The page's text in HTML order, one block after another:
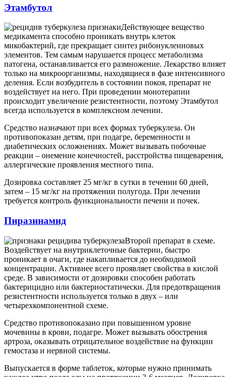
Этамбутол
Действующее вещество
медикамента способно проникать внутрь клеток
микобактерий, где прекращает синтез рибонуклеиновых
элементов. Тем самым нарушается процесс метаболизма
патогена, останавливается его размножение. Лекарство влияет
только на микроорганизмы, находящиеся в фазе интенсивного
деления. Если возбудитель в состоянии покоя, препарат не
воздействует на него. При проведении монотерапии
происходит увеличение резистентности, поэтому Этамбутол
всегда используется в комплексном лечении.
Средство назначают при всех формах туберкулеза. Он
противопоказан детям, при подагре, беременности и
диабетических осложнениях. Может вызывать побочные
реакции – онемение конечностей, расстройства пищеварения,
аллергические проявления местного типа.
Дозировка составляет 25 мг/кг в сутки в течении 60 дней,
затем – 15 мг/кг на протяжении полугода. При лечении
требуется контроль функциональности печени и почек.
Пиразинамид
Второй препарат в схеме.
Воздействует на внутриклеточные бактерии, быстро
проникает в очаги, где накапливается до необходимой
концентрации. Активнее всего проявляет свойства в кислой
среде. В зависимости от дозировки способен работать
бактерицидно или бактериостатически. Для предотвращения
резистентности используется только в двух – или
четырехкомпонентной схеме.
Средство противопоказано при повышенном уровне
мочевины в крови, подагре. Может вызывать обострения
артроза, оказывать отрицательное воздействие на функции
гемостаза и нервной системы.
Выпускается в форме таблеток, которые нужно принимать